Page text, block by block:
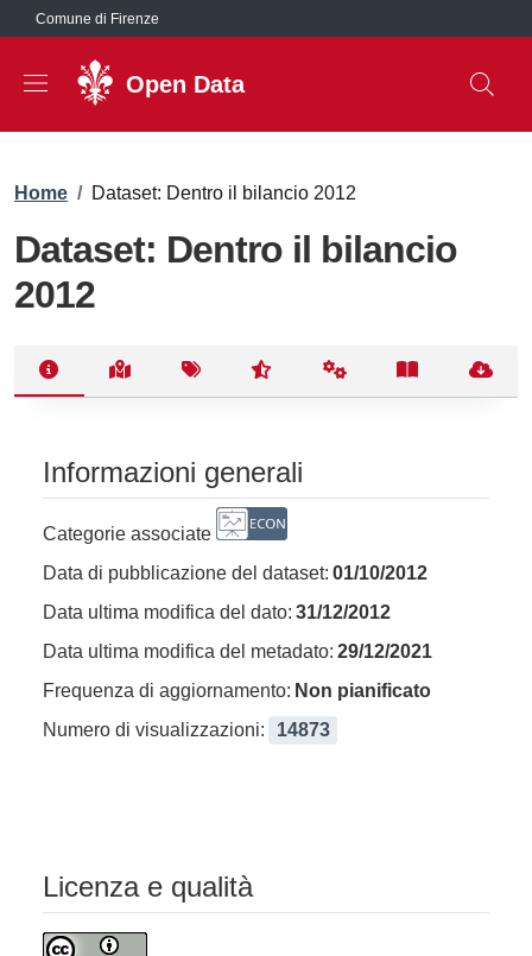
Salta al contenuto principale
Comune di Firenze
Open Data
Briciole di pane
Home / Dataset: Dentro il bilancio 2012
Dataset: Dentro il bilancio
2012
Informazioni generali
Categorie associate
Data di pubblicazione del dataset: 01/10/2012
Data ultima modifica del dato: 31/12/2012
Data ultima modifica del metadato: 29/12/2021
Frequenza di aggiornamento: Non pianificato
Numero di visualizzazioni:
14873
Licenza e qualità